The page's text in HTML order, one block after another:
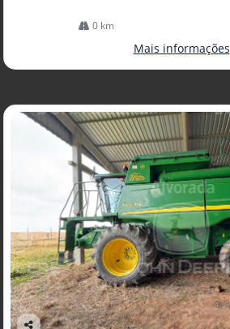
0 km
Mais informações